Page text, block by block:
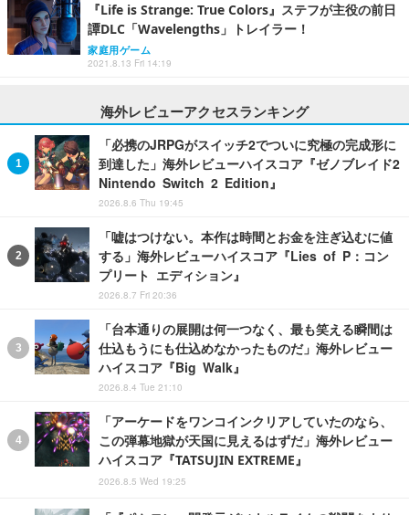
『Life is Strange: True Colors』ステフが主役の前日
譚DLC「Wavelengths」トレイラー！
家庭用ゲーム
2021.8.13 Fri 14:19
海外レビューアクセスランキング
「必携のJRPGがスイッチ2でついに究極の完成形に
到達した」海外レビューハイスコア『ゼノブレイド2
Nintendo Switch 2 Edition』
2026.8.6 Thu 19:45
「嘘はつけない。本作は時間とお金を注ぎ込むに値
する」海外レビューハイスコア『Lies of P：コン
プリート エディション』
2026.8.7 Fri 20:36
「台本通りの展開は何一つなく、最も笑える瞬間は
仕込もうにも仕込めなかったものだ」海外レビュー
ハイスコア『Big Walk』
2026.8.4 Tue 21:10
「アーケードをワンコインクリアしていたのなら、
この弾幕地獄が天国に見えるはずだ」海外レビュー
ハイスコア『TATSUJIN EXTREME』
2026.8.5 Wed 19:25